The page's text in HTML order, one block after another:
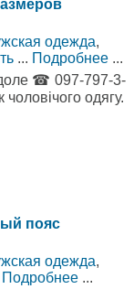
одежда,
... Подробнее ...
☎ 097-797-3-
одягу.
пояс
одежда,
Подробнее ...